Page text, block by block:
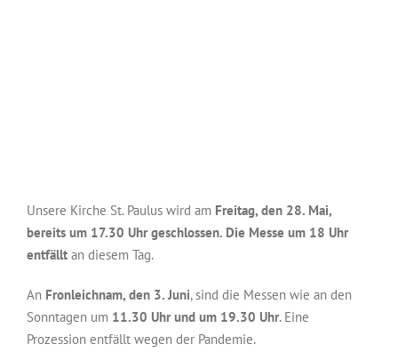
Unsere Kirche St. Paulus wird am Freitag, den 28. Mai,
bereits um 17.30 Uhr geschlossen. Die Messe um 18 Uhr
entfällt an diesem Tag.
An Fronleichnam, den 3. Juni, sind die Messen wie an den
Sonntagen um 11.30 Uhr und um 19.30 Uhr. Eine
Prozession entfällt wegen der Pandemie.